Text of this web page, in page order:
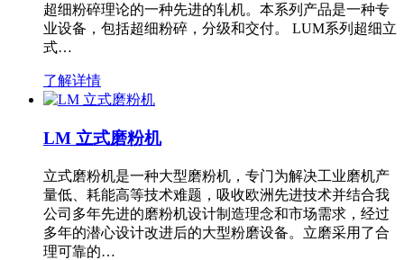
超细粉碎理论的一种先进的轧机。本系列产品是一种专
业设备，包括超细粉碎，分级和交付。 LUM系列超细立
式…
了解详情
LM 立式磨粉机
立式磨粉机是一种大型磨粉机，专门为解决工业磨机产
量低、耗能高等技术难题，吸收欧洲先进技术并结合我
公司多年先进的磨粉机设计制造理念和市场需求，经过
多年的潜心设计改进后的大型粉磨设备。立磨采用了合
理可靠的…